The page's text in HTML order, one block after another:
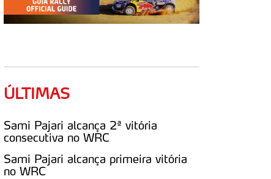
ÚLTIMAS
Sami Pajari alcança 2ª vitória
consecutiva no WRC
Sami Pajari alcança primeira vitória
no WRC